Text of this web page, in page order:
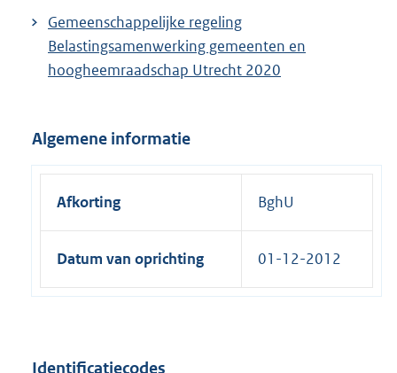
k
:
Gemeenschappelijke regeling
Belastingsamenwerking gemeenten en
hoogheemraadschap Utrecht 2020
Algemene informatie
Afkorting BghU
Datum van oprichting 01-12-2012
Identificatiecodes